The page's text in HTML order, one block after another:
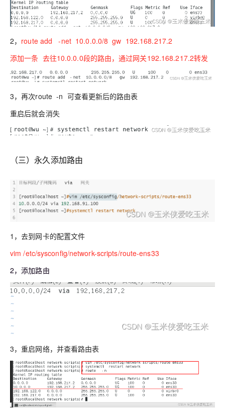
2， route add -net 10.0.0.0/8 gw 192.168.217.2
添加一条 去往10.0.0.0段的路由，通过网关192.168.217.2转发
3，再次route -n 可查看更新后的路由表
重启后就会消失
（三）永久添加路由
1，去到网卡的配置文件
vim /etc/sysconfig/network-scripts/route-ens33
2，添加路由
3，重启网络，并查看路由表